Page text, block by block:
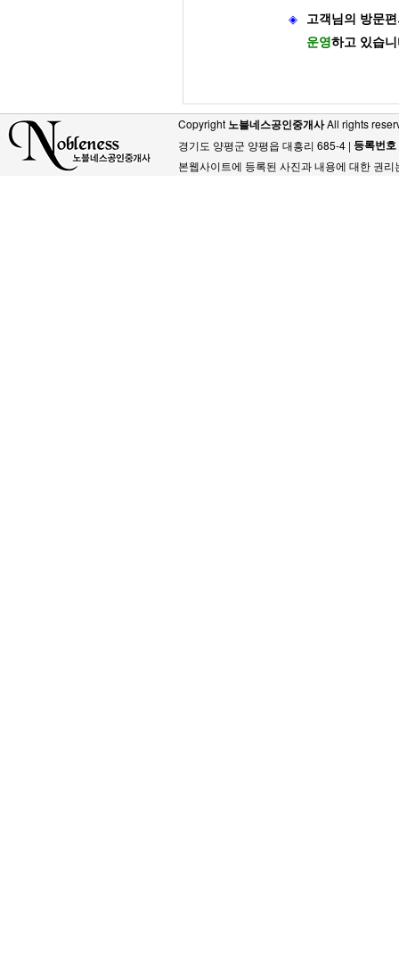
◈
고객님의 방문
운영하고 있습
Copyright 노블네스공인중개사All rights
경기도 양평군 양평읍 대흥리 685-4 | 등록번호
본웹사이트에 등록된 사진과 내용에 대한 권